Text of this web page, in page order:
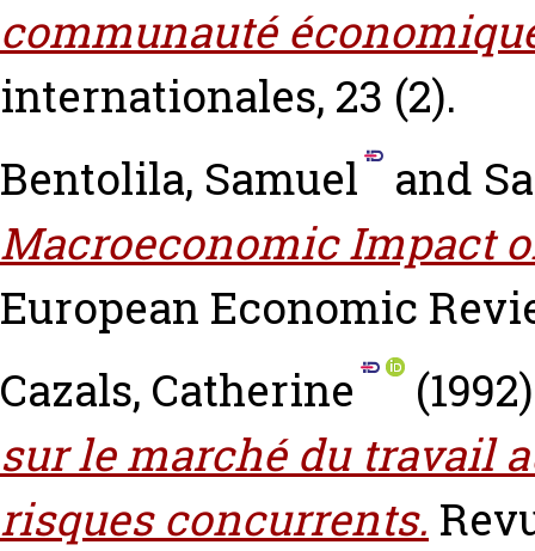
communauté
internationales, 23 (2).
Bentolila, Samuel
and
Macroeconomic Impact
European Economic
Cazals, Catherine
sur le marché du travail
risques concurrents.